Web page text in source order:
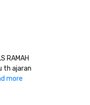
RAMAH
th ajaran
more